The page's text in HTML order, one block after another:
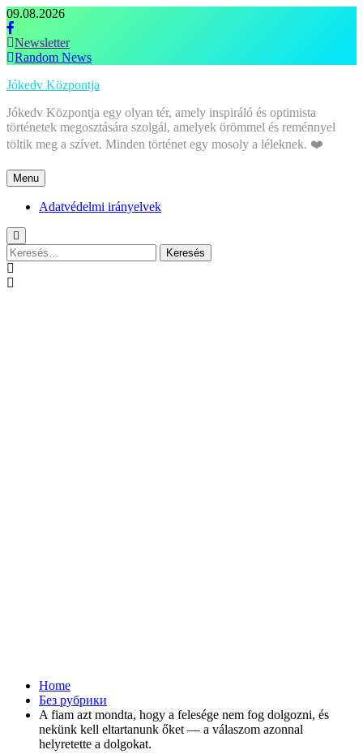
Skip
to
content
09.08.2026
Newsletter
Random News
Jókedv Központja
Jókedv Központja egy olyan tér, amely inspiráló és optimista
történetek megosztására szolgál, amelyek örömmel és reménnyel
töltik meg a szívet. Minden történet egy mosoly a léleknek. ❤️
Menu
Adatvédelmi irányelvek
Keresés:
Home
Без рубрики
A fiam azt mondta, hogy a felesége nem fog dolgozni, és
nekünk kell eltartanunk őket — a válaszom azonnal
helyretette a dolgokat.